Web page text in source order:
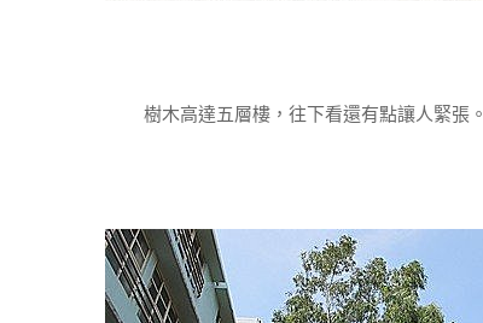
樹木高達五層樓，往下看還有點讓人緊張。